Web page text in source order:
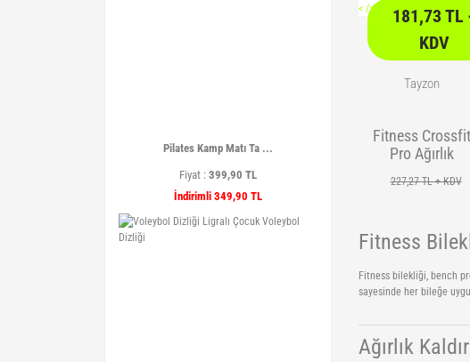
Pilates Kamp Matı Ta ...
Fiyat : 399,90 TL
İndirimli 349,90 TL
< /> />
181,73 TL
KDV
Tayzon
Fitness Crossfit
Pro Ağırlık
Wraps Fitness
Bilekliği
227,27 TL + KDV
Fitness
Fitness bilekliği, bench
sayesinde her bileğe
Ağırlık